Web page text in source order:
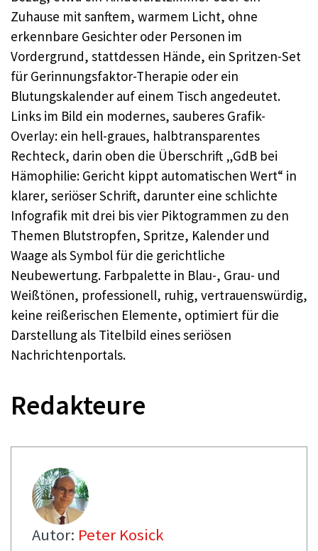
Zuhause mit sanftem, warmem Licht, ohne
erkennbare Gesichter oder Personen im
Vordergrund, stattdessen Hände, ein Spritzen-Set
für Gerinnungsfaktor-Therapie oder ein
Blutungskalender auf einem Tisch angedeutet.
Links im Bild ein modernes, sauberes Grafik-
Overlay: ein hell-graues, halbtransparentes
Rechteck, darin oben die Überschrift „GdB bei
Hämophilie: Gericht kippt automatischen Wert“ in
klarer, seriöser Schrift, darunter eine schlichte
Infografik mit drei bis vier Piktogrammen zu den
Themen Blutstropfen, Spritze, Kalender und
Waage als Symbol für die gerichtliche
Neubewertung. Farbpalette in Blau-, Grau- und
Weißtönen, professionell, ruhig, vertrauenswürdig,
keine reißerischen Elemente, optimiert für die
Darstellung als Titelbild eines seriösen
Nachrichtenportals.
Redakteure
Autor: Peter Kosick